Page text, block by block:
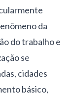
da
do trabalho e
se
cidades
básico,